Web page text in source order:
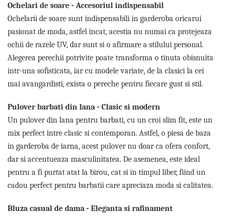
Sticlă pentru apa Personalizată
Sepci personalizate
Seturi cadou pentru copii KID's Collection
Lenjerii de pat pentru copii
Cadouri Cuplu
Pijamale de dama
Pijamale de barbati
Halate si capoate
Pijamale
WINTER Collection
Halate si pijamale Family
Incaltaminte
Umbrele
Ochelari de soare - Accesoriul indispensabil
Ochelarii de soare sunt indispensabili in garderoba oricarui
pasionat de moda, astfel incat, acestia nu numai ca protejeaza
ochii de razele UV, dar sunt si o afirmare a stilului personal.
Alegerea perechii potrivite poate transforma o tinuta obisnuita
intr-una sofisticata, iar cu modele variate, de la clasici la cei
mai avangardisti, exista o pereche pentru fiecare gust si stil.
Pulover barbati din lana - Clasic si modern
Un pulover din lana pentru barbati, cu un croi slim fit, este un
mix perfect intre clasic si contemporan. Astfel, o piesa de baza
in garderoba de iarna, acest pulover nu doar ca ofera confort,
dar si accentueaza masculinitatea. De asemenea, este ideal
pentru a fi purtat atat la birou, cat si in timpul liber, fiind un
cadou perfect pentru barbatii care apreciaza moda si calitatea.
Bluza casual de dama - Eleganta si rafinament